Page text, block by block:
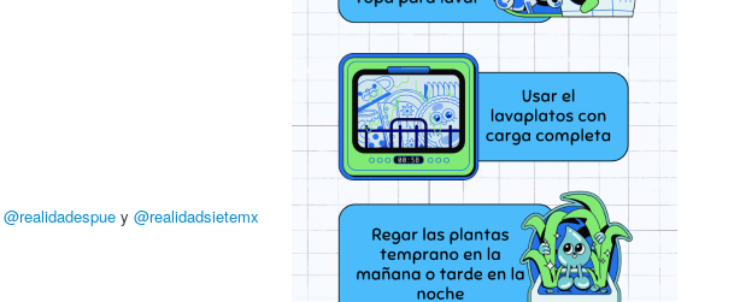
@realidadespue y @realidadsietemx